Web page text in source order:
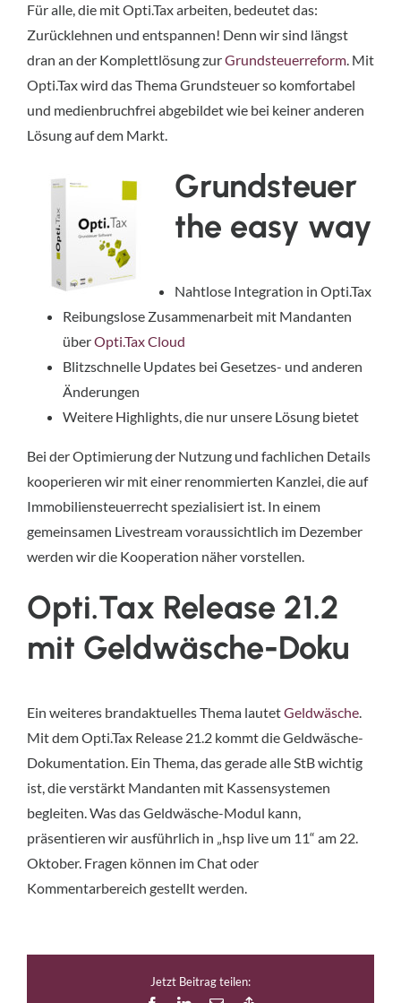
Für alle, die mit Opti.Tax arbeiten, bedeutet das:
Zurücklehnen und entspannen! Denn wir sind längst
dran an der Komplettlösung zurGrundsteuerreform. Mit
Opti.Tax wird das Thema Grundsteuer so komfortabel
und medienbruchfrei abgebildet wie bei keiner anderen
Lösung auf dem Markt.
Grundsteuer
the easy way
Nahtlose Integration in Opti.Tax
Reibungslose Zusammenarbeit mit Mandanten
überOpti.Tax Cloud
Blitzschnelle Updates bei Gesetzes- und anderen
Änderungen
Weitere Highlights, die nur unsere Lösung bietet
Bei der Optimierung der Nutzung und fachlichen Details
kooperieren wir mit einer renommierten Kanzlei, die auf
Immobiliensteuerrecht spezialisiert ist. In einem
gemeinsamen Livestream voraussichtlich im Dezember
werden wir die Kooperation näher vorstellen.
Opti.Tax Release 21.2
mit Geldwäsche-Doku
Ein weiteres brandaktuelles Thema lautetGeldwäsche.
Mit dem Opti.Tax Release 21.2 kommt die Geldwäsche-
Dokumentation. Ein Thema, das gerade alle StB wichtig
ist, die verstärkt Mandanten mit Kassensystemen
begleiten. Was das Geldwäsche-Modul kann,
präsentieren wir ausführlich in „hsp live um 11“ am 22.
Oktober. Fragen können im Chat oder
Kommentarbereich gestellt werden.
Jetzt Beitrag teilen: